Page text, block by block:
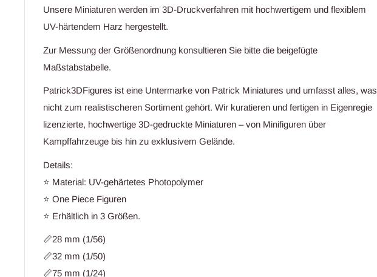
Unsere Miniaturen werden im 3D-Druckverfahren mit hochwertigem und flexiblem
UV-härtendem Harz hergestellt.
Zur Messung der Größenordnung konsultieren Sie bitte die beigefügte
Maßstabstabelle.
Patrick3DFigures ist eine Untermarke von Patrick Miniatures und umfasst alles, was
nicht zum realistischeren Sortiment gehört. Wir kuratieren und fertigen in Eigenregie
lizenzierte, hochwertige 3D-gedruckte Miniaturen – von Minifiguren über
Kampffahrzeuge bis hin zu exklusivem Gelände.
Details:
⭐ Material: UV-gehärtetes Photopolymer
⭐ One Piece Figuren
⭐ Erhältlich in 3 Größen.
📏28 mm (1/56)
📏32 mm (1/50)
📏75 mm (1/24)